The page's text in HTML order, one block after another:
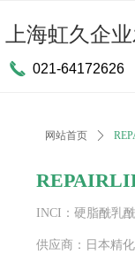
끅 021-64172626
上海虹久企
网站首页 ꄲ
INCI：硬脂酰乳
供应商：日本精